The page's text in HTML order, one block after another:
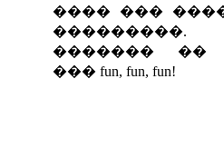
���� ���
���������.
������� ��
��� fun, fun, fun!